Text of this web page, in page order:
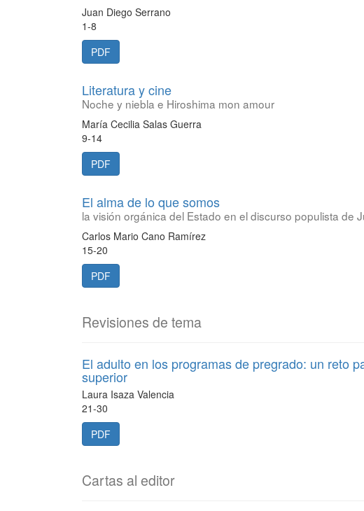
Juan Diego Serrano
1-8
PDF
Literatura y cine
Noche y niebla e Hiroshima mon amour
María Cecilia Salas Guerra
9-14
PDF
El alma de lo que somos
la visión orgánica del Estado en el discurso populista de
Carlos Mario Cano Ramírez
15-20
PDF
Revisiones de tema
El adulto en los programas de pregrado: un reto
superior
Laura Isaza Valencia
21-30
PDF
Cartas al editor